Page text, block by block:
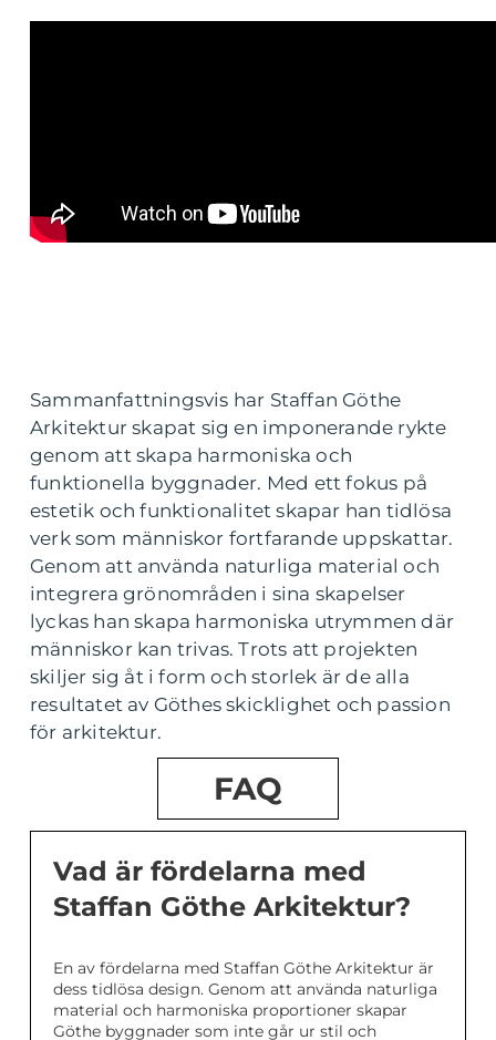
Sammanfattningsvis har Staffan Göthe
Arkitektur skapat sig en imponerande rykte
genom att skapa harmoniska och
funktionella byggnader. Med ett fokus på
estetik och funktionalitet skapar han tidlösa
verk som människor fortfarande uppskattar.
Genom att använda naturliga material och
integrera grönområden i sina skapelser
lyckas han skapa harmoniska utrymmen där
människor kan trivas. Trots att projekten
skiljer sig åt i form och storlek är de alla
resultatet av Göthes skicklighet och passion
för arkitektur.
FAQ
Vad är fördelarna med
Staffan Göthe Arkitektur?
En av fördelarna med Staffan Göthe Arkitektur är
dess tidlösa design. Genom att använda naturliga
material och harmoniska proportioner skapar
Göthe byggnader som inte går ur stil och